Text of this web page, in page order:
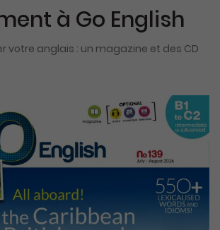
à Go English
votre anglais : un magazine et des CD